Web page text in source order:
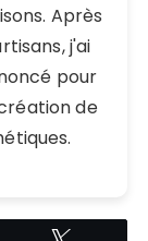
Après
j'ai
pour
de